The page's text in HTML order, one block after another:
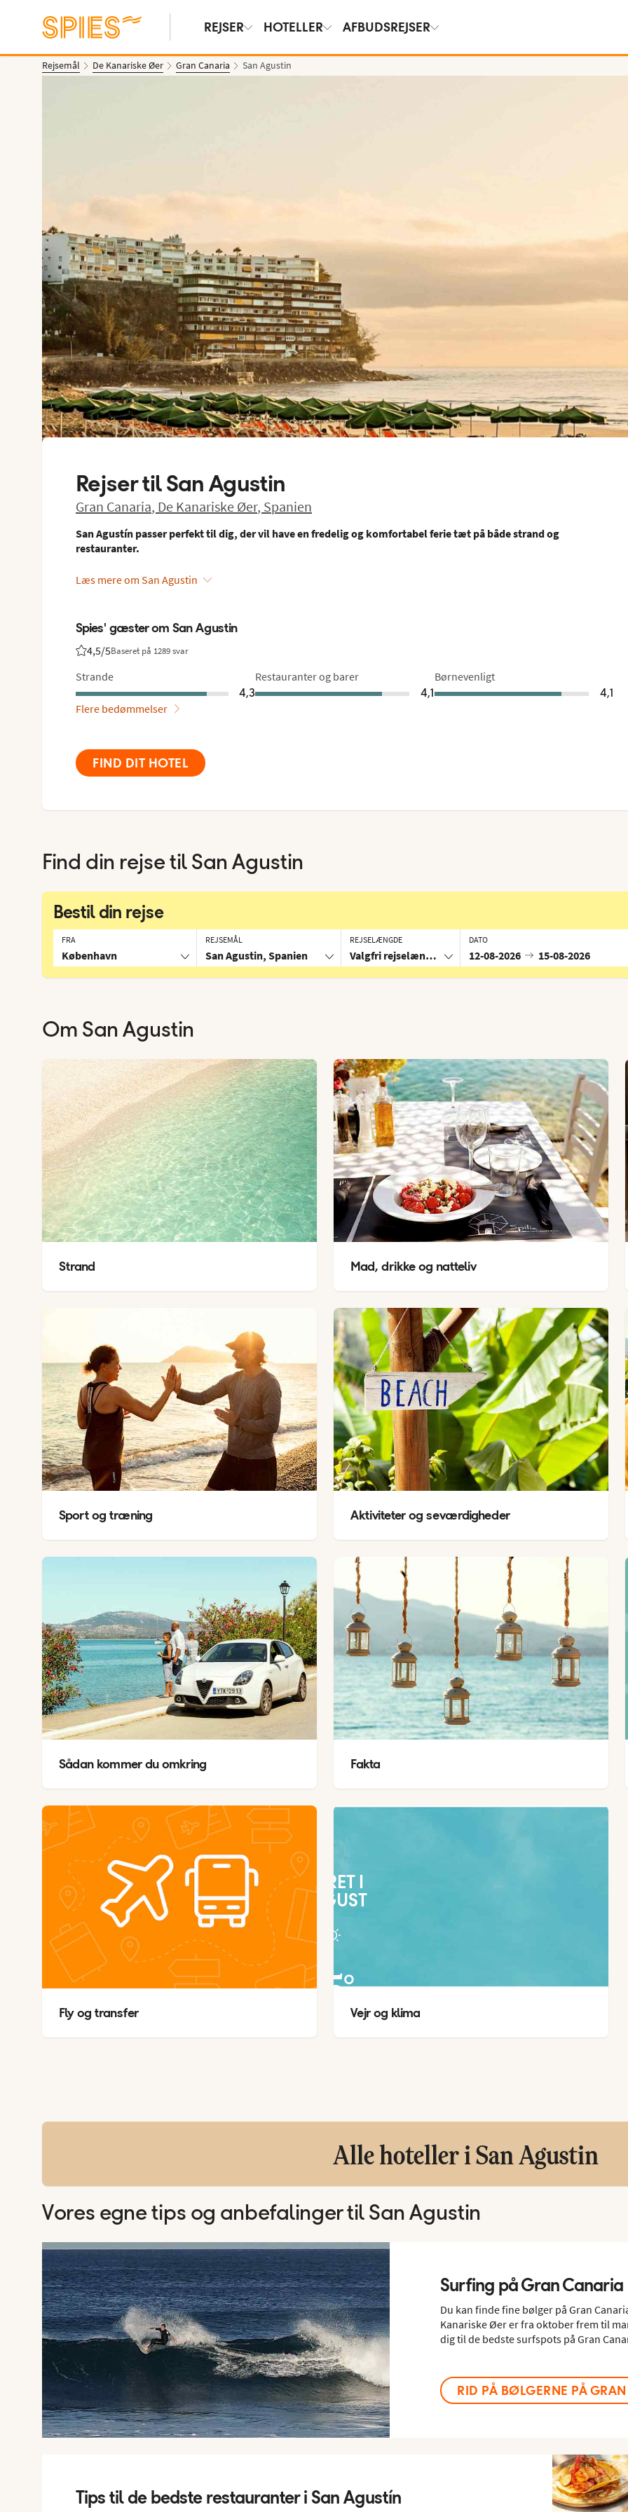
REJSER HOTELLER AFBUDSREJSER
Rejsemål De Kanariske Øer Gran Canaria San Agustin
Vis billeder
Rejser tilSan Agustin
Gran Canaria, De Kanariske Øer, Spanien
San Agustín passer perfekt til dig, der vil have en fredelig og komfortabel ferie tæt på både strand og
restauranter.
Læs mere om San Agustin
Spies' gæster om San Agustin
4,5/5Baseret på 1289 svar
Bedømmelse fra Spies gæster: 4.5/5
Strande
4,3
Restauranter og barer
4,1
Børnevenligt
4,1
Flere bedømmelser
FIND DIT HOTEL
Find din rejse til San Agustin
Bestil din rejse
FRA
København
REJSEMÅL
San Agustin, Spanien
REJSELÆNGDE
Valgfri rejselængde
DATO
12-08-2026 15-08-2026
Om San Agustin
Strand Mad, drikke og natteliv
Sport og træning Aktiviteter og seværdigheder
Sådan kommer du omkring Fakta
Fly og transfer
VEJRET I
AUGUST
25°Vejr og klima
Alle hoteller i San Agustin
Vores egne tips og anbefalinger til San Agustin
Surfing på Gran Canaria
Du kan finde fine bølger på Gran
Kanariske Øer er fra oktober frem til
dig til de bedste surfspots på Gran
RID PÅ BØLGERNE PÅ
Tips til de bedste restauranter i San Agustín